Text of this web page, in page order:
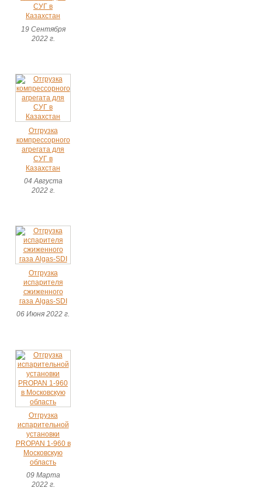
СУГ в
Казахстан
19 Сентября
2022 г.
Отгрузка
компрессорного
агрегата для
СУГ в
Казахстан
04 Августа
2022 г.
Отгрузка
испарителя
сжиженного
газа Algas-SDI
06 Июня 2022 г.
Отгрузка
испарительной
установки
PROPAN 1-960 в
Московскую
область
09 Марта
2022 г.